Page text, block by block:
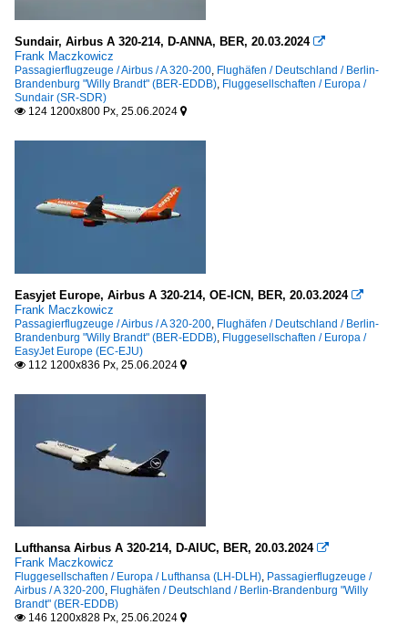
Sundair, Airbus A 320-214, D-ANNA, BER, 20.03.2024 
Frank Maczkowicz
Passagierflugzeuge / Airbus / A 320-200, Flughäfen / Deutschland / Berlin-
Brandenburg "Willy Brandt" (BER-EDDB), Fluggesellschaften / Europa /
Sundair (SR-SDR)
 124 1200x800 Px, 25.06.2024 
Easyjet Europe, Airbus A 320-214, OE-ICN, BER, 20.03.2024 
Frank Maczkowicz
Passagierflugzeuge / Airbus / A 320-200, Flughäfen / Deutschland / Berlin-
Brandenburg "Willy Brandt" (BER-EDDB), Fluggesellschaften / Europa /
EasyJet Europe (EC-EJU)
 112 1200x836 Px, 25.06.2024 
Lufthansa Airbus A 320-214, D-AIUC, BER, 20.03.2024 
Frank Maczkowicz
Fluggesellschaften / Europa / Lufthansa (LH-DLH), Passagierflugzeuge /
Airbus / A 320-200, Flughäfen / Deutschland / Berlin-Brandenburg "Willy
Brandt" (BER-EDDB)
 146 1200x828 Px, 25.06.2024 